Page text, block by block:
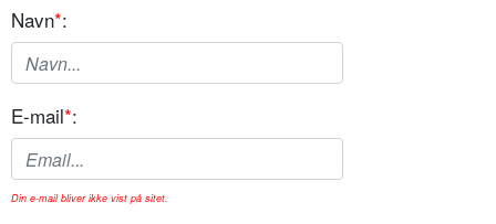
Navn*:
E-mail*:
Din e-mail bliver ikke vist på sitet.